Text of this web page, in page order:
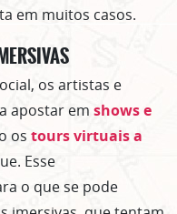
em muitos casos.
os artistas e
apostar em shows e
os tours virtuais a
Esse
o que se pode